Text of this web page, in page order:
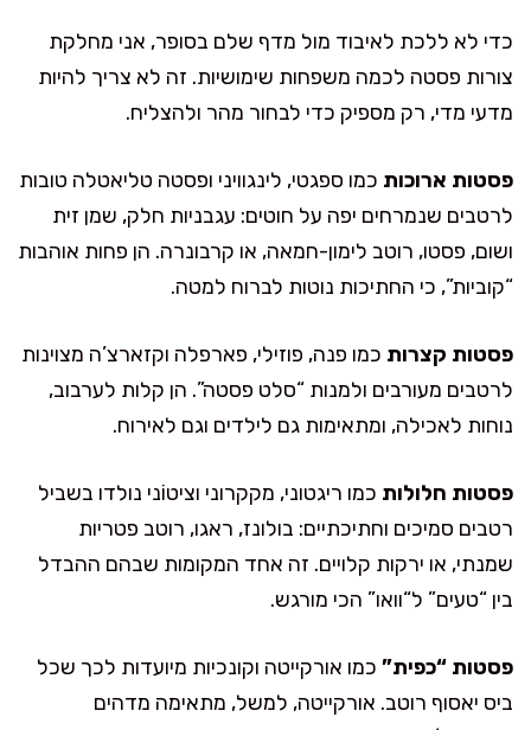
כדי לא ללכת לאיבוד מול מדף שלם בסופר, אני מחלקת
צורות פסטה לכמה משפחות שימושיות. זה לא צריך להיות
מדעי מדי, רק מספיק כדי לבחור מהר ולהצליח.
פסטות ארוכות כמו ספגטי, לינגוויני ופסטה טליאטלה טובות
לרטבים שנמרחים יפה על חוטים: עגבניות חלק, שמן זית
ושום, פסטו, רוטב לימון-חמאה, או קרבונרה. הן פחות אוהבות
“קוביות”, כי החתיכות נוטות לברוח למטה.
פסטות קצרות כמו פנה, פוזילי, פארפלה וקזארצ’ה מצוינות
לרטבים מעורבים ולמנות “סלט פסטה”. הן קלות לערבוב,
נוחות לאכילה, ומתאימות גם לילדים וגם לאירוח.
פסטות חלולות כמו ריגטוני, מקקרוני וציטוֹני נולדו בשביל
רטבים סמיכים וחתיכתיים: בולונז, ראגו, רוטב פטריות
שמנתי, או ירקות קלויים. זה אחד המקומות שבהם ההבדל
בין “טעים” ל“וואו” הכי מורגש.
פסטות “כפית” כמו אורקייטה וקונכיות מיועדות לכך שכל
ביס יאסוף רוטב. אורקייטה, למשל, מתאימה מדהים